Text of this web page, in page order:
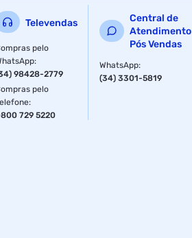
Televendas
pelo
:
98428-2779
pelo
:
729 5220
Central de
Atendimento
Pós Vendas
WhatsApp:
(34) 3301-5819